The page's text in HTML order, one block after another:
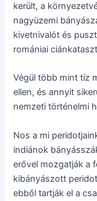
került, a
nagyüzemi
kivetnivalót és
romániai
Végül több mint tíz
ellen, és annyit
nemzeti történelmi
Nos a mi
indiánok
erővel mozgatják a
kibányászott
ebből tartják el a